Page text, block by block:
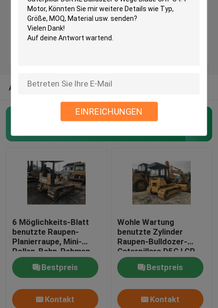
EINREICHUNGEN
Benutzte KOMATSU-Planierraupe
Benutzte CAT-Lader
Benutzter Katzen-Bagger
Benutzter KOMATSU-Lader
Benutzter Baggerlader
zweite Handgabelstapler
zweite Handbagger
ANDERE KATEGORIEN AUS UNS
benutzte Raupenplanierraupe (45)
6 Möglichkeits-Blatt
benutzte Raupen-
Planierraupe, Mini-
Rollen-Bahn-Rahmen
Mitsubishis BD2G
Bulldozer-5Bestpreis
Kontakt
Wohle Wartung
benutzte Zylinder
Raupen-Bulldozer-
Caterpillars D5C LGP
3046 Maschinen-88hp
6
Bestpreis
Kontakt